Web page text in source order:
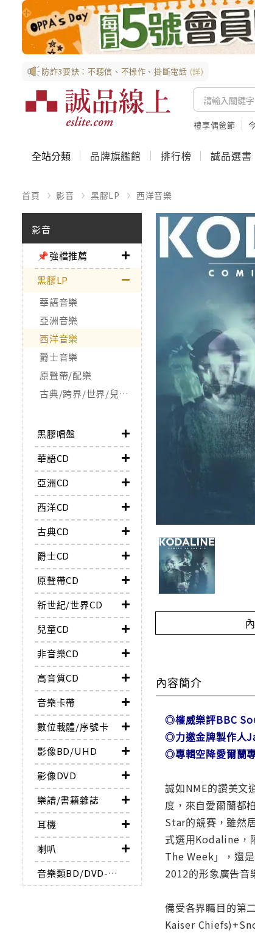
防詐3要訣：不聽信、不操作、掛斷電話 (詳)
禮享偶爸節
全站分類 品牌旗艦館 排行榜 誠品選書
首頁 影音 黑膠LP 西洋音樂
影音
📌強檔推薦
黑膠LP
華語音樂
亞洲音樂
西洋音樂
爵士音樂
原聲帶/配樂
古典/跨界/世界/兒童/非音樂類
黑膠唱盤
華語CD
亞洲CD
西洋CD
古典CD
爵士CD
原聲帶CD
新世紀/世界CD
兒童CD
非音樂CD
高音質CD
音樂卡帶
數位載體/序號卡
影像BD/UHD
影像DVD
樂譜/書籍雜誌
耳機
喇叭
音樂類BD/DVD-AUDIO
內容簡介
◎權威樂評BBC
◎力邀金牌製作人
◎專輯空降愛爾蘭
誠如NME的讚美文
度，來自愛爾蘭都
Star的競賽，雖然
式選用Kodaline，
The Week」，還
2012的形象廣告音
備受各界矚目的第
Kaiser